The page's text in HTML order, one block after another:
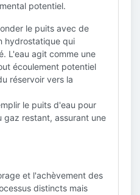
potentiel.
le puits avec de
hydrostatique qui
L'eau agit comme une
écoulement potentiel
réservoir vers la
le puits d'eau pour
restant, assurant une
et l'achèvement des
distincts mais